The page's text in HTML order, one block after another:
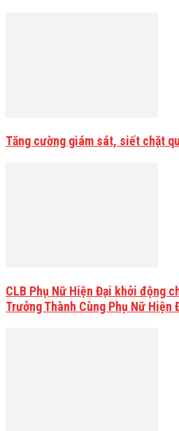
Tăng cường giám sát, siết chặt
CLB Phụ Nữ Hiện Đại khởi động
Trưởng Thành Cùng Phụ Nữ Hiện